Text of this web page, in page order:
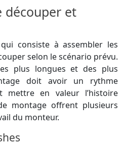
découper et
consiste à assembler les
selon le scénario prévu.
plus longues et des plus
doit avoir un rythme
mettre en valeur l’histoire
montage offrent plusieurs
du monteur.